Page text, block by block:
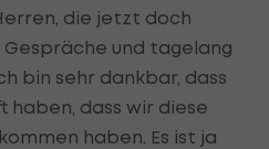
die jetzt doch
Gespräche und tagelang
bin sehr dankbar, dass
haben, dass wir diese
haben. Es ist ja